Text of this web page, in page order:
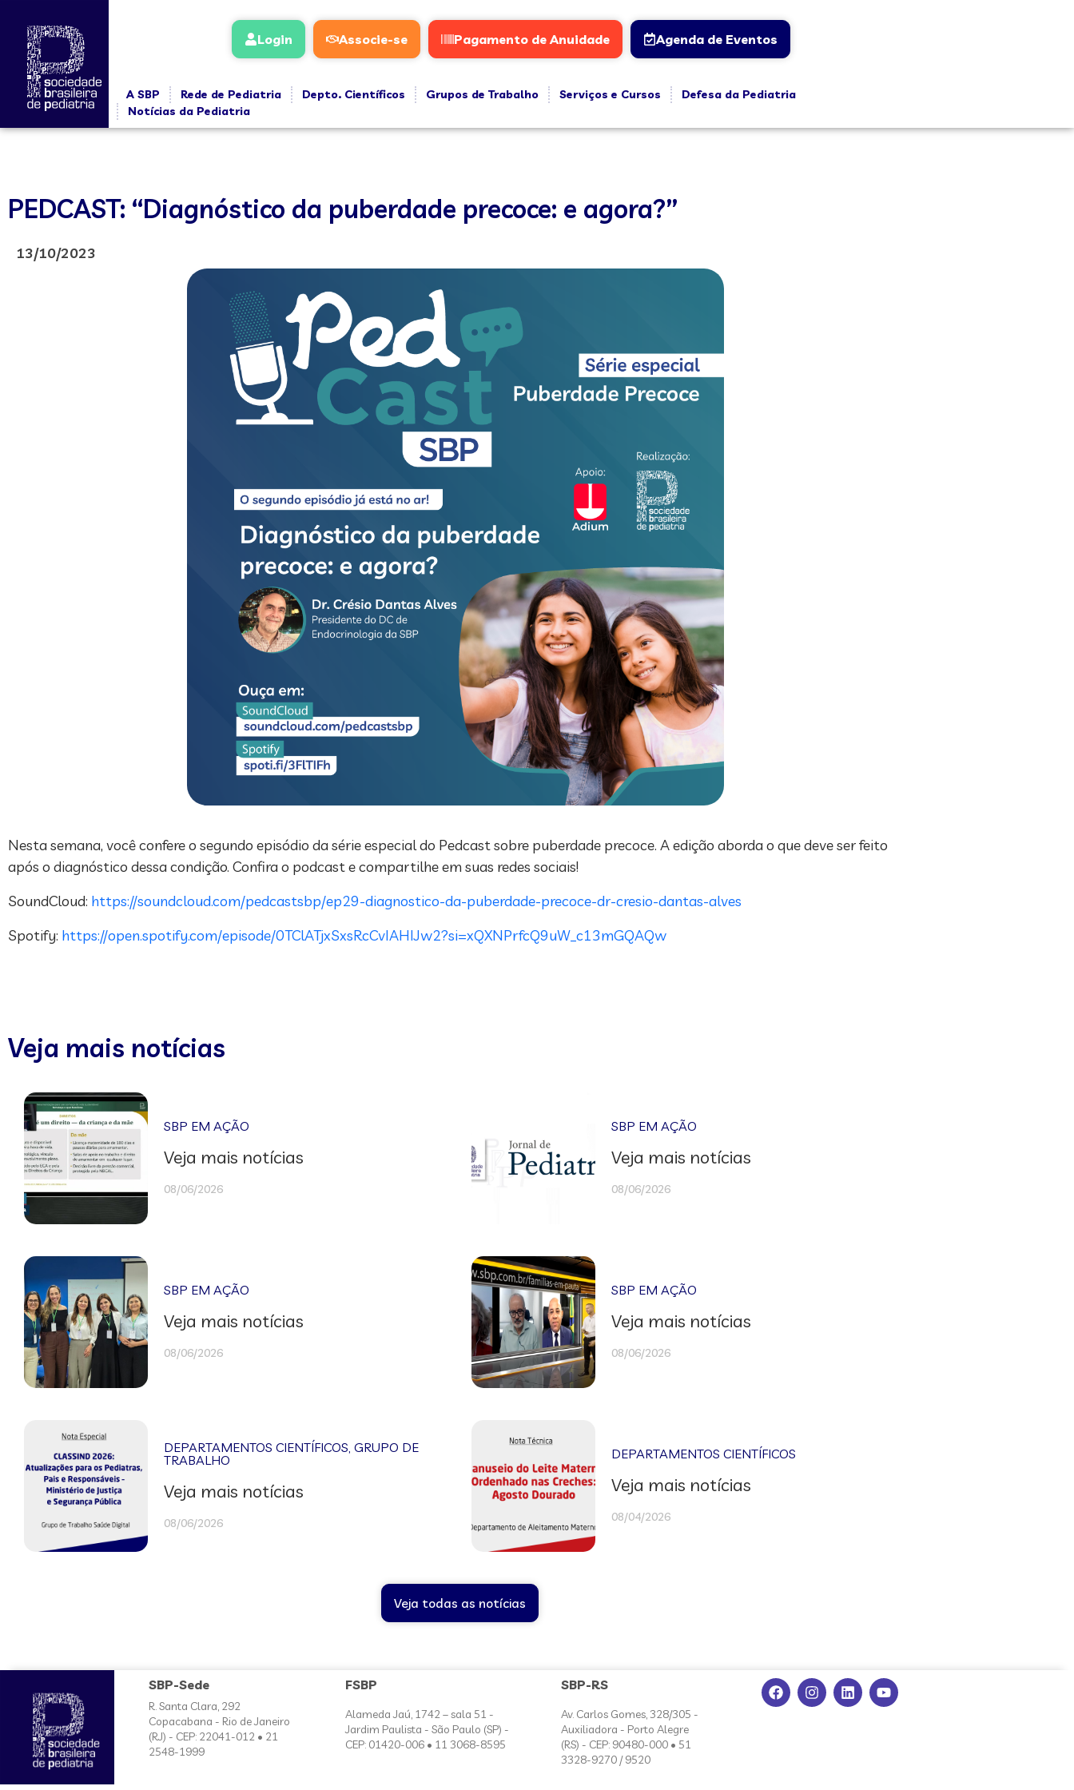
Login Associe-se Pagamento de Anuidade Agenda de Eventos
A SBP Rede de Pediatria Depto. Científicos Grupos de Trabalho Serviços e Cursos
Defesa da Pediatria
Notícias da Pediatria
PEDCAST: “Diagnóstico da puberdade precoce: e agora?”
13/10/2023
Nesta semana, você confere o segundo episódio da série especial do Pedcast sobre puberdade precoce. A edição aborda o que deve ser feito
após o diagnóstico dessa condição. Confira o podcast e compartilhe em suas redes sociais!
SoundCloud: https://soundcloud.com/pedcastsbp/ep29-diagnostico-da-puberdade-precoce-dr-cresio-dantas-alves
Spotify: https://open.spotify.com/episode/0TClATjxSxsRcCvIAHIJw2?si=xQXNPrfcQ9uW_c13mGQAQw
Veja mais notícias
SBP EM AÇÃO
Veja mais notícias
08/06/2026
SBP EM AÇÃO
Veja mais notícias
08/06/2026
SBP EM AÇÃO
Veja mais notícias
08/06/2026
SBP EM AÇÃO
Veja mais notícias
08/06/2026
DEPARTAMENTOS CIENTÍFICOS,GRUPO DE
TRABALHO
Veja mais notícias
08/06/2026
DEPARTAMENTOS CIENTÍFICOS
Veja mais notícias
08/04/2026
Veja todas as notícias
SBP-Sede
R. Santa Clara, 292
Copacabana - Rio de Janeiro
(RJ) - CEP: 22041-012 • 21
2548-1999
FSBP
Alameda Jaú, 1742 – sala 51 -
Jardim Paulista - São Paulo (SP) -
CEP: 01420-006 • 11 3068-8595
SBP-RS
Av. Carlos Gomes, 328/305 -
Auxiliadora - Porto Alegre
(RS) - CEP: 90480-000 • 51
3328-9270 / 9520